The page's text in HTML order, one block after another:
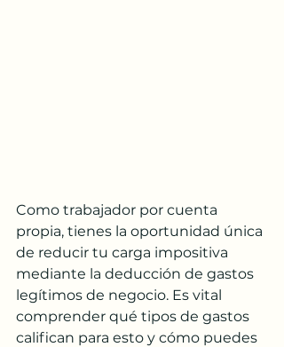
Como trabajador por cuenta
propia, tienes la oportunidad única
de reducir tu carga impositiva
mediante la deducción de gastos
legítimos de negocio. Es vital
comprender qué tipos de gastos
califican para esto y cómo puedes